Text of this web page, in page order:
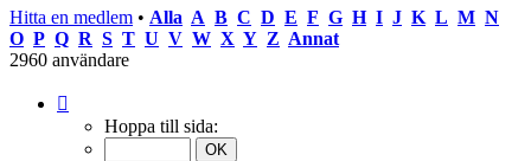
Hitta en medlem • Alla A B C D E F G H I J K L M N
O P Q R S T U V W X Y Z Annat
2960 användare
Hoppa till sida: